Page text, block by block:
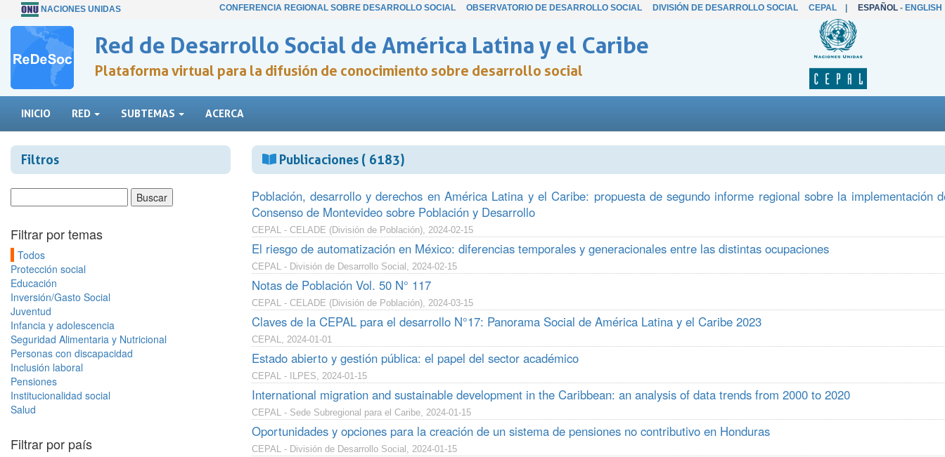
NACIONES UNIDAS CONFERENCIA REGIONAL SOBRE DESARROLLO SOCIAL OBSERVATORIO DE DESARROLLO SOCIAL DIVISIÓN DE DESARROLLO SOCIAL CEPAL| ESPAÑOL- ENGLISH
Red de Desarrollo Social de América Latina y el Caribe
Plataforma virtual para la difusión de conocimiento sobre desarrollo social
INICIO RED SUBTEMAS ACERCA
Filtros
Filtrar por temas
Todos
Protección social
Educación
Inversión/Gasto Social
Juventud
Infancia y adolescencia
Seguridad Alimentaria y Nutricional
Personas con discapacidad
Inclusión laboral
Pensiones
Institucionalidad social
Salud
Filtrar por país
Publicaciones ( 6183)
Población, desarrollo y derechos en América Latina y el Caribe: propuesta de segundo informe regional sobre la implementación
Consenso de Montevideo sobre Población y Desarrollo
CEPAL - CELADE (División de Población), 2024-02-15
El riesgo de automatización en México: diferencias temporales y generacionales entre las distintas ocupaciones
CEPAL - División de Desarrollo Social, 2024-02-15
Notas de Población Vol. 50 N° 117
CEPAL - CELADE (División de Población), 2024-03-15
Claves de la CEPAL para el desarrollo N°17: Panorama Social de América Latina y el Caribe 2023
CEPAL, 2024-01-01
Estado abierto y gestión pública: el papel del sector académico
CEPAL - ILPES, 2024-01-15
International migration and sustainable development in the Caribbean: an analysis of data trends from 2000 to 2020
CEPAL - Sede Subregional para el Caribe, 2024-01-15
Oportunidades y opciones para la creación de un sistema de pensiones no contributivo en Honduras
CEPAL - División de Desarrollo Social, 2024-01-15